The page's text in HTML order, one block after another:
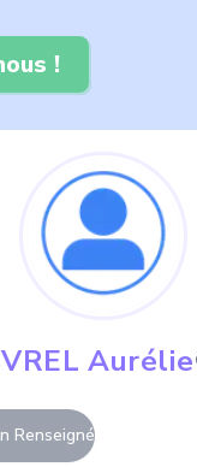
!
Aurélie
Renseigné